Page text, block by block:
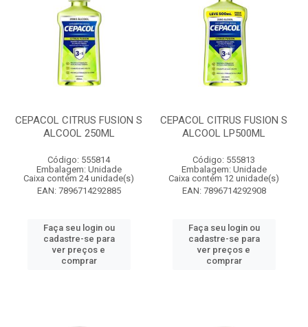
CEPACOL CITRUS FUSION S
ALCOOL 250ML
Código: 555814
Embalagem: Unidade
Caixa contém 24 unidade(s)
EAN: 7896714292885
Faça seu login ou
cadastre-se para
ver preços e
comprar
CEPACOL CITRUS FUSION S
ALCOOL LP500ML
Código: 555813
Embalagem: Unidade
Caixa contém 12 unidade(s)
EAN: 7896714292908
Faça seu login ou
cadastre-se para
ver preços e
comprar